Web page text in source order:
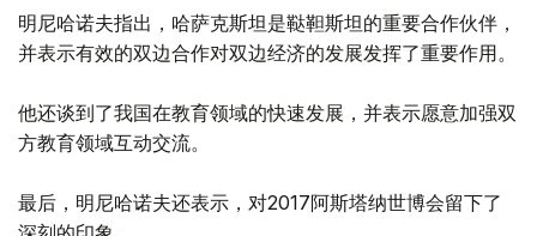
明尼哈诺夫指出，哈萨克斯坦是鞑靼斯坦的重要合作伙伴，
并表示有效的双边合作对双边经济的发展发挥了重要作用。
他还谈到了我国在教育领域的快速发展，并表示愿意加强双
方教育领域互动交流。
最后，明尼哈诺夫还表示，对2017阿斯塔纳世博会留下了